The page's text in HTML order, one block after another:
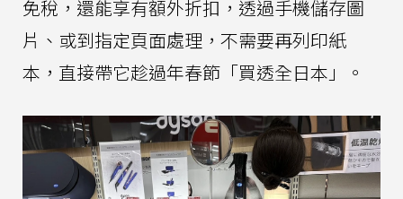
免稅，還能享有額外折扣，透過手機儲存圖
片、或到指定頁面處理，不需要再列印紙
本，直接帶它趁過年春節「買透全日本」。